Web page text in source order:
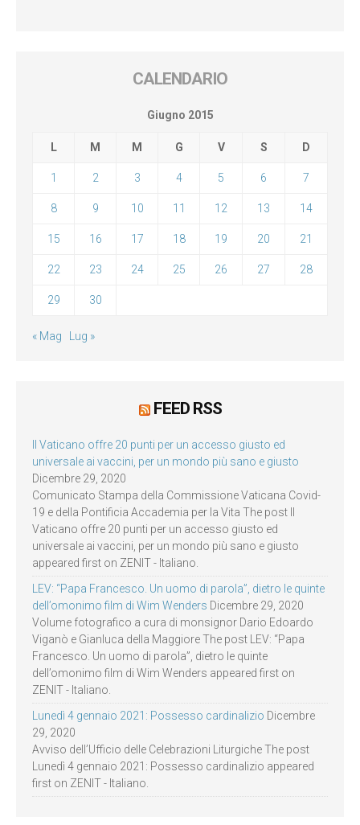
CALENDARIO
Giugno 2015
L M M G V S D
1 2 3 4 5 6 7
8 9 10 11 12 13 14
15 16 17 18 19 20 21
22 23 24 25 26 27 28
29 30
« Mag Lug »
FEED RSS
Il Vaticano offre 20 punti per un accesso giusto ed
universale ai vaccini, per un mondo più sano e giusto
Dicembre 29, 2020
Comunicato Stampa della Commissione Vaticana Covid-
19 e della Pontificia Accademia per la Vita The post Il
Vaticano offre 20 punti per un accesso giusto ed
universale ai vaccini, per un mondo più sano e giusto
appeared first on ZENIT - Italiano.
LEV: “Papa Francesco. Un uomo di parola”, dietro le quinte
dell’omonimo film di Wim Wenders Dicembre 29, 2020
Volume fotografico a cura di monsignor Dario Edoardo
Viganò e Gianluca della Maggiore The post LEV: “Papa
Francesco. Un uomo di parola”, dietro le quinte
dell’omonimo film di Wim Wenders appeared first on
ZENIT - Italiano.
Lunedì 4 gennaio 2021: Possesso cardinalizio Dicembre
29, 2020
Avviso dell’Ufficio delle Celebrazioni Liturgiche The post
Lunedì 4 gennaio 2021: Possesso cardinalizio appeared
first on ZENIT - Italiano.